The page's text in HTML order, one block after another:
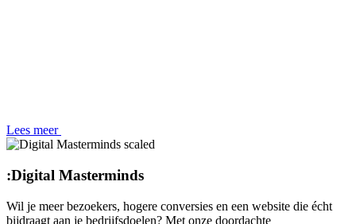
Lees meer
:Digital Masterminds
Wil je meer bezoekers, hogere conversies en een website die écht
bijdraagt aan je bedrijfsdoelen? Met onze doordachte